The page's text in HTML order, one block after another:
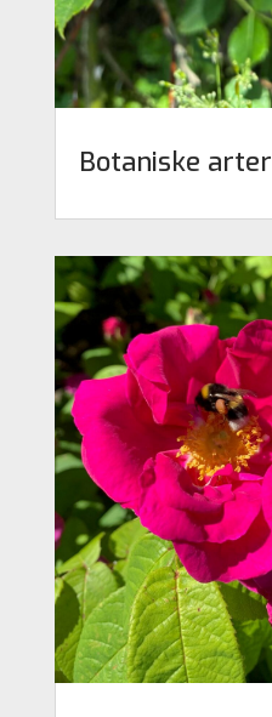
Botaniske arter